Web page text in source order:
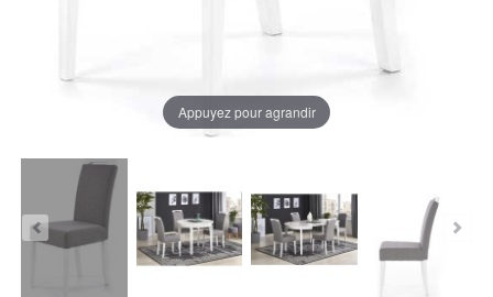
Appuyez pour agrandir